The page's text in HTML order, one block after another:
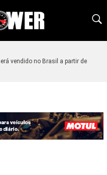
vendido no Brasil a partir de